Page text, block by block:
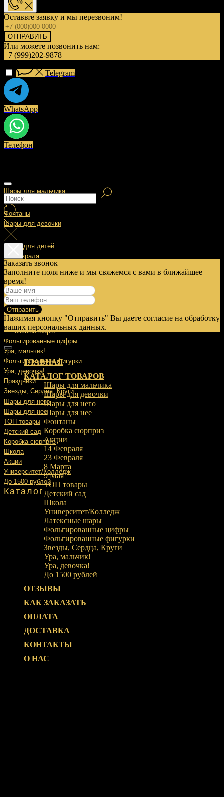
Шары для мальчика
Фонтаны
Шары для девочки
Шары для детей
14 Февраля
23 Февраля
8 Марта
9 Мая
Выписка
Латексные шары
Фольгированные цифры
Ура, мальчик!
Фольгированные фигурки
Ура, девочка!
Праздники
Звезды, Сердца, Круги
Шары для него
Шары для нее
ТОП товары
Детский сад
Коробка-сюрприз
Школа
Акции
Университет/Колледж
До 1500 рублей
Каталог
Оставьте заявку и мы перезвоним!
ОТПРАВИТЬ
Или можете позвонить нам:
+7 (999)202-9878
Telegram
WhatsApp
Телефон
Заказать звонок
Заполните поля ниже и мы свяжемся с вами в ближайшее
время!
Отправить
Нажимая кнопку "Отправить" Вы даете согласие на обработку
ваших персональных данных.
ГЛАВНАЯ
КАТАЛОГ ТОВАРОВ
Шары для мальчика
Шары для девочки
Шары для него
Шары для нее
Фонтаны
Коробка сюрприз
Акции
14 Февраля
23 Февраля
8 Марта
9 Мая
ТОП товары
Детский сад
Школа
Университет/Колледж
Латексные шары
Фольгированные цифры
Фольгированные фигурки
Звезды, Сердца, Круги
Ура, мальчик!
Ура, девочка!
До 1500 рублей
ОТЗЫВЫ
КАК ЗАКАЗАТЬ
ОПЛАТА
ДОСТАВКА
КОНТАКТЫ
О НАС